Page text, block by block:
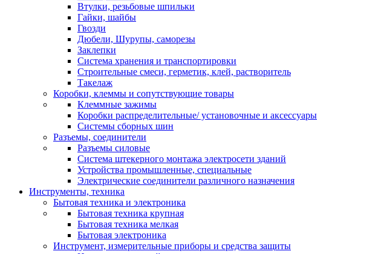
Втулки, резьбовые шпильки
Гайки, шайбы
Гвозди
Дюбели, Шурупы, саморезы
Заклепки
Система хранения и транспортировки
Строительные смеси, герметик, клей, растворитель
Такелаж
Коробки, клеммы и сопутствующие товары
Клеммные зажимы
Коробки распределительные/ установочные и аксессуары
Системы сборных шин
Разъемы, соединители
Разъемы силовые
Система штекерного монтажа электросети зданий
Устройства промышленные, специальные
Электрические соединители различного назначения
Инструменты, техника
Бытовая техника и электроника
Бытовая техника крупная
Бытовая техника мелкая
Бытовая электроника
Инструмент, измерительные приборы и средства защиты